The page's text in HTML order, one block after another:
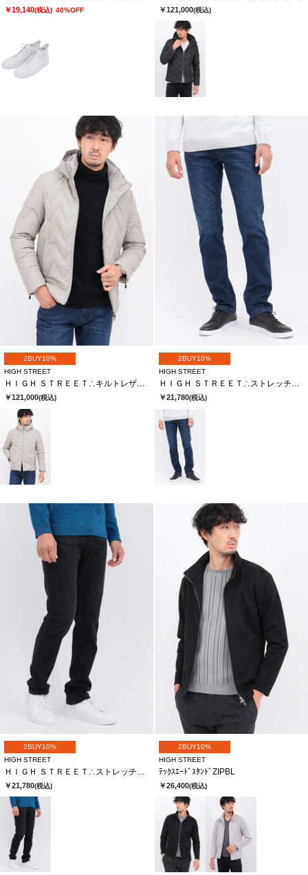
￥19,140(税込) 40%OFF ￥121,000(税込)
2BUY10%
HIGH STREET
ＨＩＧＨ ＳＴＲＥＥＴ∴キルトレザーフーデットダウンＢＬ
￥121,000(税込)
2BUY10%
HIGH STREET
ＨＩＧＨ ＳＴＲＥＥＴ∴ストレッチテーパードデニム
￥21,780(税込)
2BUY10%
HIGH STREET
￥21,780(税込)
2BUY10%
HIGH STREET
ﾃｯｸｽｴｰﾄﾞｽﾀﾝﾄﾞZIPBL
￥26,400(税込)